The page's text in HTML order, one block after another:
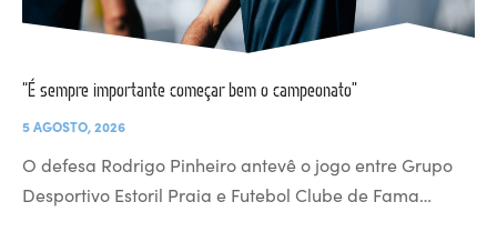
“É sempre importante começar bem o campeonato”
5 AGOSTO, 2026
O defesa Rodrigo Pinheiro antevê o jogo entre Grupo
Desportivo Estoril Praia e Futebol Clube de Fama…